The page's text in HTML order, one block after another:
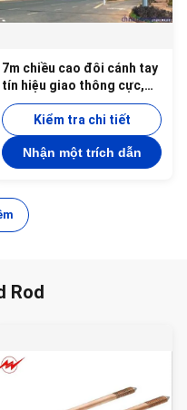
7m chiều cao đôi cánh tay
tín hiệu giao thông cực,
đường lái xe thép mạ kẽm
cực với tín hiệu
Kiểm tra chi tiết
Nhận một trích dẫn
Rod